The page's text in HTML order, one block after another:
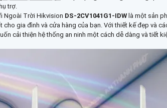
trợ.
Ngoài Trời Hikvision DS-2CV1041G1-IDW là một sản
gia đình và cửa hàng của bạn. Với thiết kế đẹp và
cải thiện hệ thống an ninh một cách dễ dàng và tiết